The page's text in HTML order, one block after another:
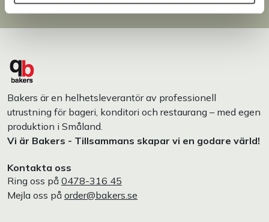
Designat och tillverkat i Småland
Bakers är en helhetsleverantör av professionell
utrustning för bageri, konditori och restaurang – med egen
produktion i Småland.
Vi är Bakers - Tillsammans skapar vi en godare värld!
Kontakta oss
Ring oss på 0478-316 45
Mejla oss på order@bakers.se